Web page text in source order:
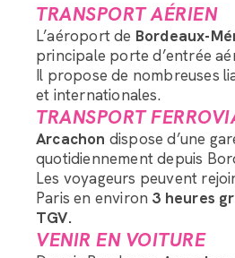
TRANSPORT AÉRIEN
L’aéroport de Bordeaux-
principale porte d’entrée
Il propose de nombreuses
et internationales.
TRANSPORT
Arcachon dispose d’une
quotidiennement depuis
Les voyageurs peuvent
Paris en environ 3 heures
TGV.
VENIR EN VOITURE